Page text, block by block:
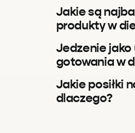
Jakie są
produkty w
Jedzenie jako
gotowania w
Jakie posiłki
dlaczego?